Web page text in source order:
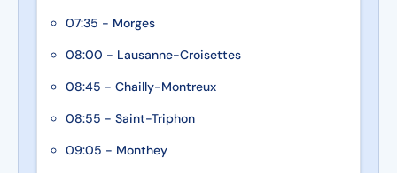
07:35 - Morges
08:00 - Lausanne-Croisettes
08:45 - Chailly-Montreux
08:55 - Saint-Triphon
09:05 - Monthey